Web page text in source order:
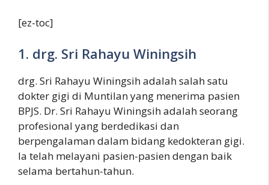
[ez-toc]
1. drg. Sri Rahayu Winingsih
drg. Sri Rahayu Winingsih adalah salah satu
dokter gigi di Muntilan yang menerima pasien
BPJS. Dr. Sri Rahayu Winingsih adalah seorang
profesional yang berdedikasi dan
berpengalaman dalam bidang kedokteran gigi.
Ia telah melayani pasien-pasien dengan baik
selama bertahun-tahun.